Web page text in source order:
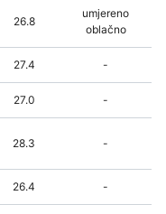
26.8
umjereno
oblačno
27.4 -
27.0 -
28.3 -
26.4 -